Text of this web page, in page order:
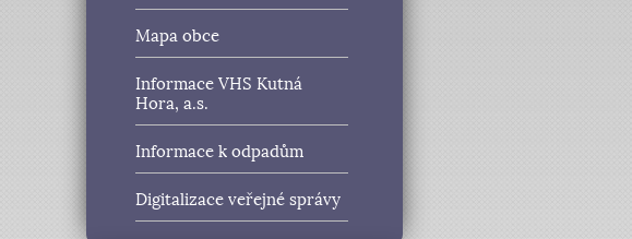
Mapa obce
Informace VHS Kutná
Hora, a.s.
Informace k odpadům
Digitalizace veřejné správy